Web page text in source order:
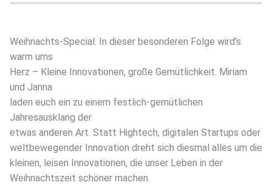
Weihnachts-Special: In dieser besonderen Folge wird’s
warm ums
Herz – Kleine Innovationen, große Gemütlichkeit. Miriam
und Janna
laden euch ein zu einem festlich-gemütlichen
Jahresausklang der
etwas anderen Art. Statt Hightech, digitalen Startups oder
weltbewegender Innovation dreht sich diesmal alles um die
kleinen, leisen Innovationen, die unser Leben in der
Weihnachtszeit schöner machen.